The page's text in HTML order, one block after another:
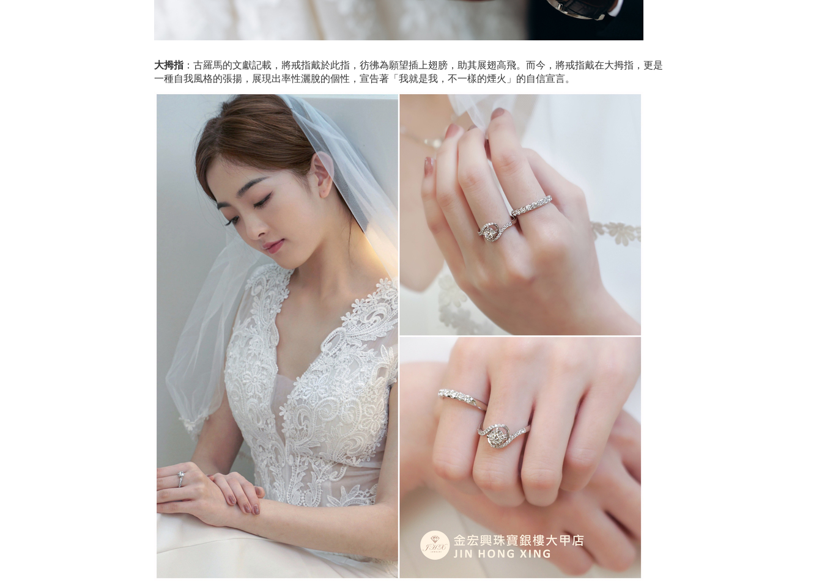
大拇指：古羅馬的文獻記載，將戒指戴於此指，彷彿為願望插上翅膀，助其展翅高飛。而今，將戒指戴在大拇指，更是
一種自我風格的張揚，展現出率性灑脫的個性，宣告著「我就是我，不一樣的煙火」的自信宣言。